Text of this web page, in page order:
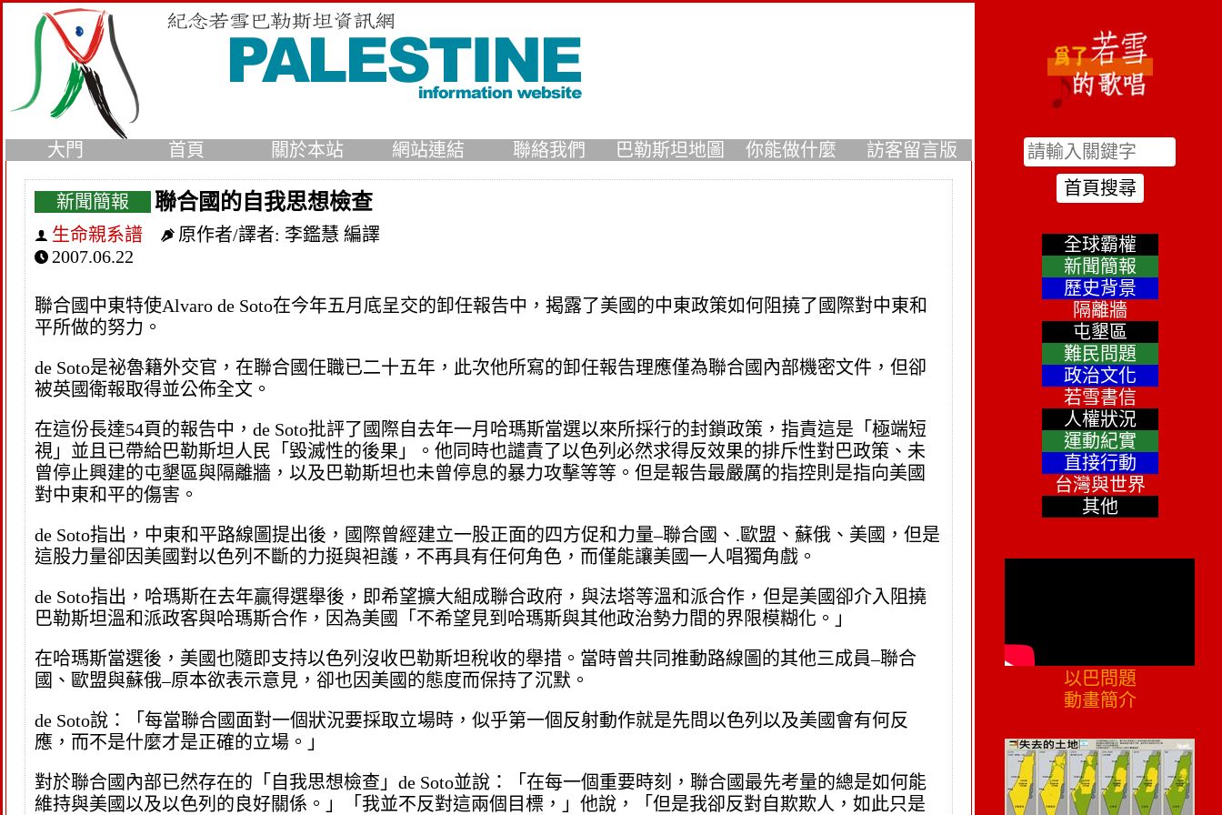
大門 首頁 關於本站 網站連結 聯絡我們 巴勒斯坦地圖 你能做什麼 訪客留言版
新聞簡報 聯合國的自我思想檢查
生命親系譜 原作者/譯者: 李鑑慧 編譯
2007.06.22
聯合國中東特使Alvaro de Soto在今年五月底呈交的卸任報告中，揭露了美國的中東政策如何阻撓了國際對中東和
平所做的努力。
de Soto是祕魯籍外交官，在聯合國任職已二十五年，此次他所寫的卸任報告理應僅為聯合國內部機密文件，但卻
被英國衛報取得並公佈全文。
在這份長達54頁的報告中，de Soto批評了國際自去年一月哈瑪斯當選以來所採行的封鎖政策，指責這是「極端短
視」並且已帶給巴勒斯坦人民「毀滅性的後果」。他同時也譴責了以色列必然求得反效果的排斥性對巴政策、未
曾停止興建的屯墾區與隔離牆，以及巴勒斯坦也未曾停息的暴力攻擊等等。但是報告最嚴厲的指控則是指向美國
對中東和平的傷害。
de Soto指出，中東和平路線圖提出後，國際曾經建立一股正面的四方促和力量–聯合國、.歐盟、蘇俄、美國，但是
這股力量卻因美國對以色列不斷的力挺與袒護，不再具有任何角色，而僅能讓美國一人唱獨角戲。
de Soto指出，哈瑪斯在去年贏得選舉後，即希望擴大組成聯合政府，與法塔等溫和派合作，但是美國卻介入阻撓
巴勒斯坦溫和派政客與哈瑪斯合作，因為美國「不希望見到哈瑪斯與其他政治勢力間的界限模糊化。」
在哈瑪斯當選後，美國也隨即支持以色列沒收巴勒斯坦稅收的舉措。當時曾共同推動路線圖的其他三成員–聯合
國、歐盟與蘇俄–原本欲表示意見，卻也因美國的態度而保持了沉默。
de Soto說：「每當聯合國面對一個狀況要採取立場時，似乎第一個反射動作就是先問以色列以及美國會有何反
應，而不是什麼才是正確的立場。」
對於聯合國內部已然存在的「自我思想檢查」de Soto並說：「在每一個重要時刻，聯合國最先考量的總是如何能
維持與美國以及以色列的良好關係。」「我並不反對這兩個目標，」他說，「但是我卻反對自欺欺人，如此只是
全球霸權
新聞簡報
歷史背景
隔離牆
屯墾區
難民問題
政治文化
若雪書信
人權狀況
運動紀實
直接行動
台灣與世界
其他
以巴問題
動畫簡介